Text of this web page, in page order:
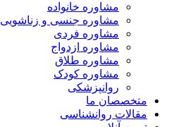
مشاوره خانواده
مشاوره جنسی و زناشویی
مشاوره فردی
مشاوره ازدواج
مشاوره طلاق
مشاوره کودک
روانپزشکی
متخصصان ما
مقالات روانشناسی